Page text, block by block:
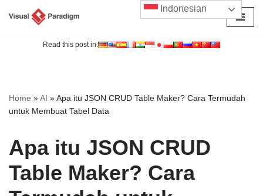
Read this post in:
Home »AI »Apa itu JSON CRUD Table Maker? Cara Termudah
untuk Membuat Tabel Data
Apa itu JSON CRUD
Table Maker? Cara
Indonesian